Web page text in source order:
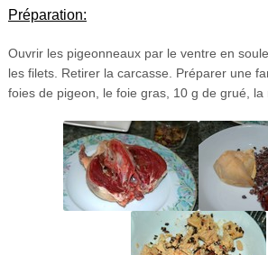
Préparation:
Ouvrir les pigeonneaux par le ventre en
les filets. Retirer la carcasse. Préparer une
foies de pigeon, le foie gras, 10 g de grué, la